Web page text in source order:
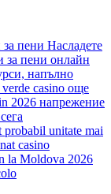
пени Насладете
за пени онлайн
напълно
casino още
2026 напрежение
probabil unitate mai
casino
la Moldova 2026